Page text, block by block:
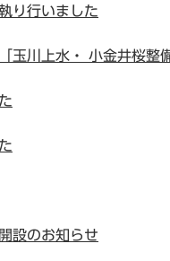
り行いました
玉川上水・ 小金井桜整
設のお知らせ